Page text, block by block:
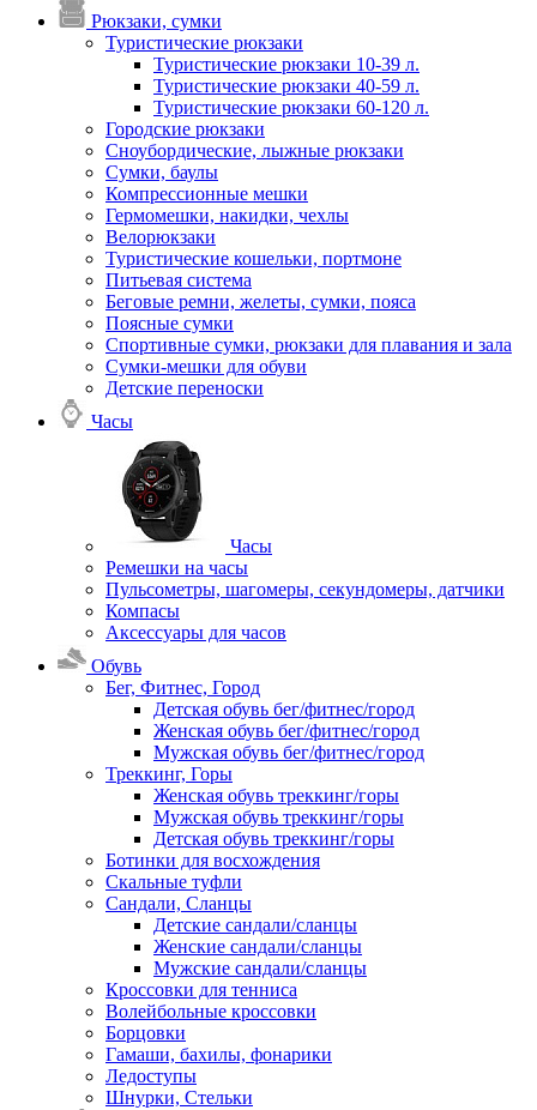
Рюкзаки, сумки
Туристические рюкзаки
Туристические рюкзаки 10-39 л.
Туристические рюкзаки 40-59 л.
Туристические рюкзаки 60-120 л.
Городские рюкзаки
Сноубордические, лыжные рюкзаки
Сумки, баулы
Компрессионные мешки
Гермомешки, накидки, чехлы
Велорюкзаки
Туристические кошельки, портмоне
Питьевая система
Беговые ремни, желеты, сумки, пояса
Поясные сумки
Спортивные сумки, рюкзаки для плавания и зала
Сумки-мешки для обуви
Детские переноски
Часы
Часы
Ремешки на часы
Пульсометры, шагомеры, секундомеры, датчики
Компасы
Аксессуары для часов
Обувь
Бег, Фитнес, Город
Детская обувь бег/фитнес/город
Женская обувь бег/фитнес/город
Мужская обувь бег/фитнес/город
Треккинг, Горы
Женская обувь треккинг/горы
Мужская обувь треккинг/горы
Детская обувь треккинг/горы
Ботинки для восхождения
Скальные туфли
Сандали, Сланцы
Детские сандали/сланцы
Женские сандали/сланцы
Мужские сандали/сланцы
Кроссовки для тенниса
Волейбольные кроссовки
Борцовки
Гамаши, бахилы, фонарики
Ледоступы
Шнурки, Стельки